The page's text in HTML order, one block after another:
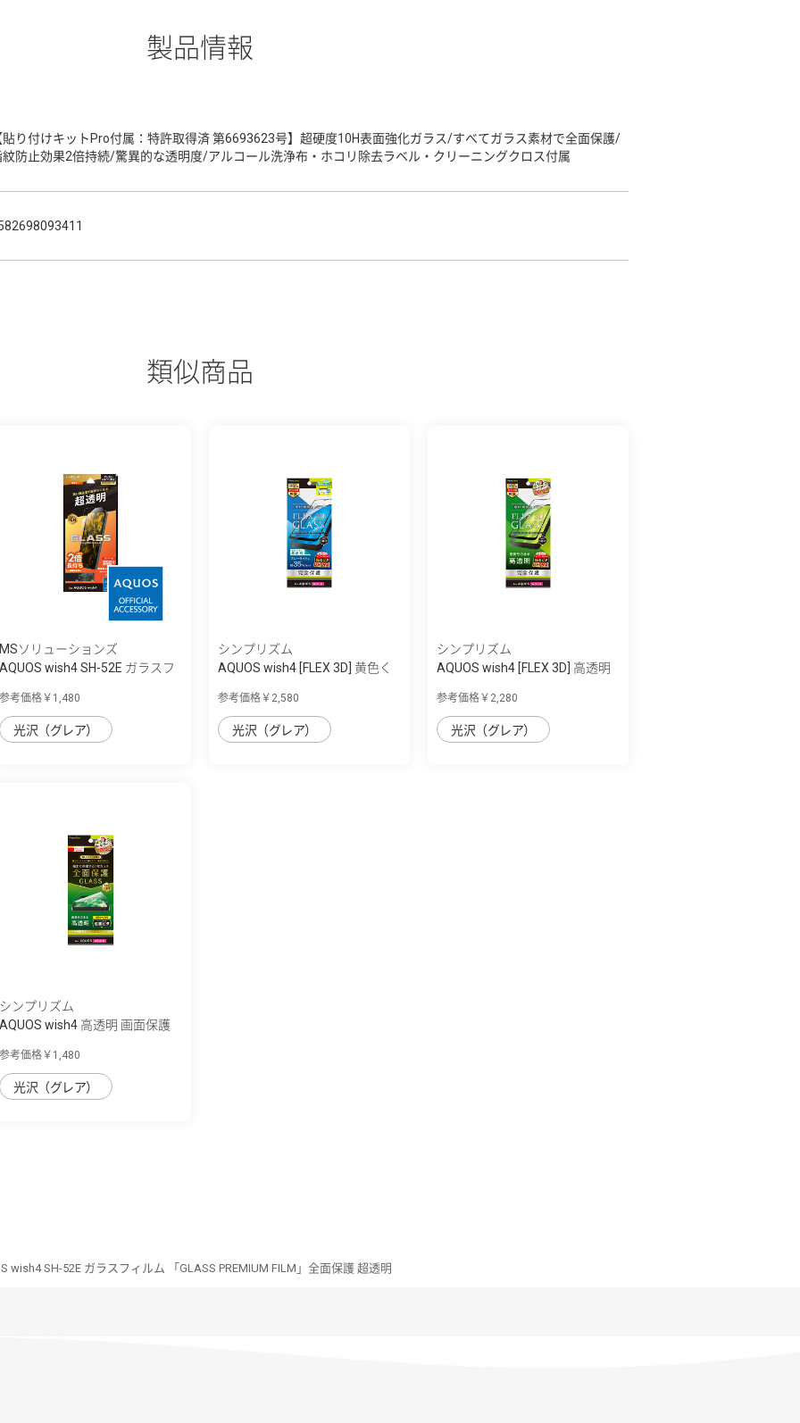
製品情報
貼り付けキットPro付属：特許取得済 第6693623号】超硬度10H表面強化ガラス/すべてガラス素材で全面保護/
紋防止効果2倍持続/驚異的な透明度/アルコール洗浄布・ホコリ除去ラベル・クリーニングクロス付属
類似商品
MSソリューションズ
AQUOS wish4 SH-52E ガラスフ
参考価格￥1,480
光沢（グレア）
シンプリズム
AQUOS wish4 [FLEX 3D] 黄色く
参考価格￥2,580
光沢（グレア）
シンプリズム
AQUOS wish4 [FLEX 3D] 高透明
参考価格￥2,280
光沢（グレア）
シンプリズム
AQUOS wish4 高透明 画面保護
参考価格￥1,480
光沢（グレア）
wish4 SH-52E ガラスフィルム 「GLASS PREMIUM FILM」全面保護 超透明